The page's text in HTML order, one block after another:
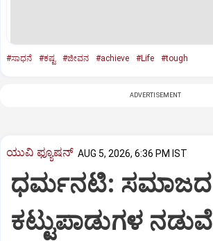
#ಸಾಧನೆ #ಕಷ್ಟ #ಜೀವನ #achieve #Life #tough
ADVERTISEMENT
ಯುವಿ ಫ್ಯೂಷನ್ AUG 5, 2026, 6:36 PM IST
ಧರ್ಮನಟಿ: ಸಮಾಜದ
ಕಟ್ಟುಪಾಡುಗಳ ನಡುವೆ